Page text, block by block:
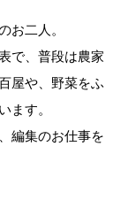
お二人。
で、普段は農家
屋や、野菜をふ
います。
編集のお仕事を